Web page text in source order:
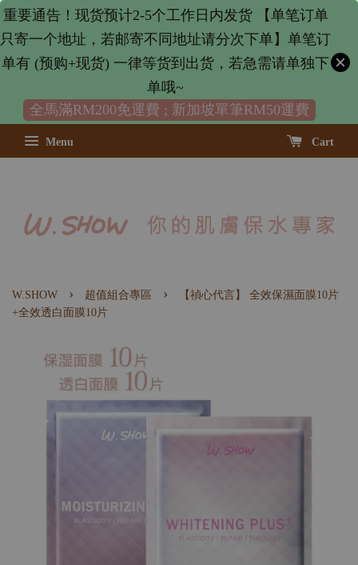
重要通告！现货预计2-5个工作日内发货 【单笔订单
只寄一个地址，若邮寄不同地址请分次下单】单笔订
单有 (预购+现货) 一律等货到出货，若急需请单独下
单哦~
全馬滿RM200免運費 ; 新加坡單筆RM50運費
Menu Cart
W.SHOW › 超值組合專區 ›
【禎心代言】 全效保濕面膜10片
+全效透白面膜10片